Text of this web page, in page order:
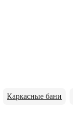
Каркасные бани